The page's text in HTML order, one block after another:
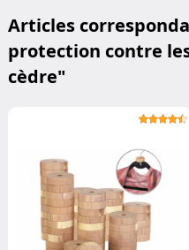
Articles
protection contre
cèdre"